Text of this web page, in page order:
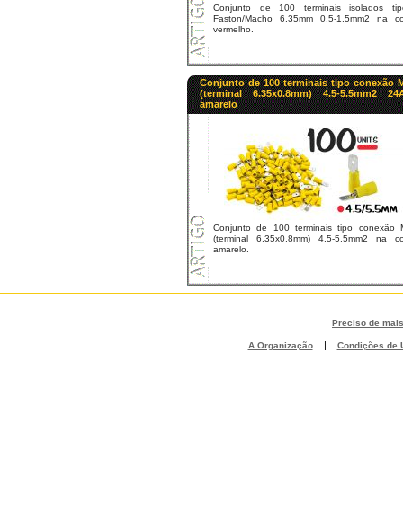
Conjunto de 100 terminais isolados
Faston/Macho 6.35mm 0.5-1.5mm2 na
vermelho.
Conjunto de 100 terminais tipo conexão
(terminal 6.35x0.8mm) 4.5-5.5mm2
amarelo
Conjunto de 100 terminais tipo conexão
(terminal 6.35x0.8mm) 4.5-5.5mm2 na
amarelo.
Preciso de
A Organização | Condições de